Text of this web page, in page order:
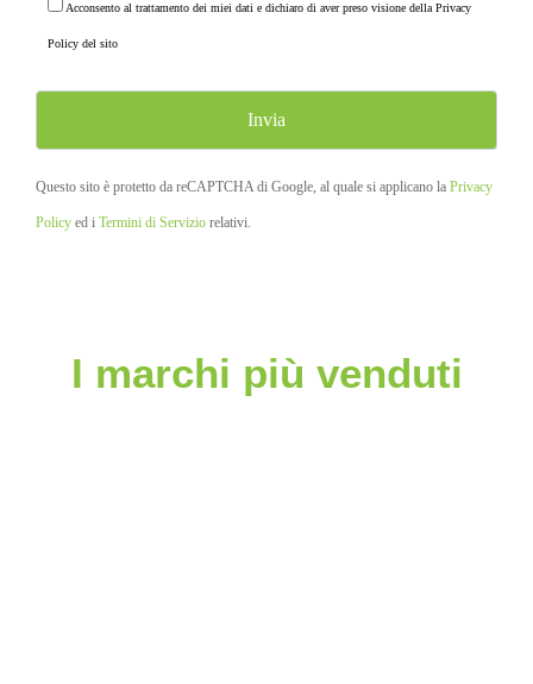
Acconsento al trattamento dei miei dati e dichiaro di aver preso visione della Privacy
Policy del sito
Questo sito è protetto da reCAPTCHA di Google, al quale si applicano la Privacy
Policy ed i Termini di Servizio relativi.
I marchi più venduti